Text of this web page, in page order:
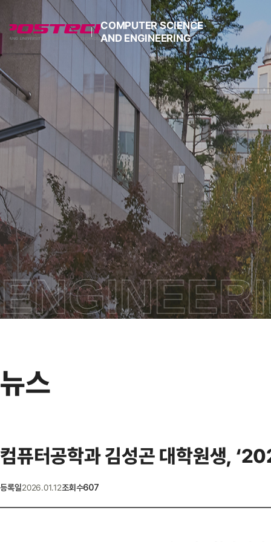
COMPUTER SCIENCE
AND ENGINEERING
뉴스
컴퓨터공학과 김성곤 대학원생,
등록일2026.01.12조회수607